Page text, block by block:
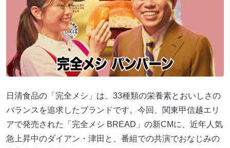
日清食品の「完全メシ」は、33種類の栄養素とおいしさの
バランスを追求したブランドです。今回、関東甲信越エリ
アで発売された「完全メシ BREAD」の新CMに、近年人気
急上昇中のダイアン・津田と、番組での共演でおなじみの